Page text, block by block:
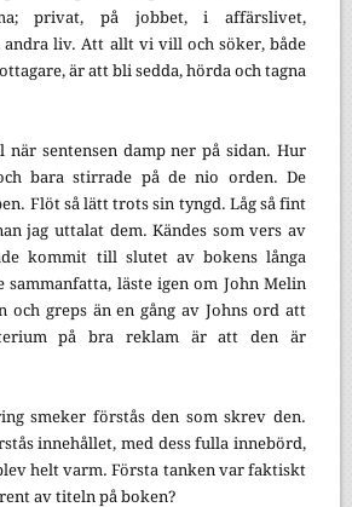
privat, på jobbet, i affärslivet,
liv. Att allt vi vill och söker, både
är att bli sedda, hörda och tagna
när sentensen damp ner på sidan. Hur
bara stirrade på de nio orden. De
Flöt så lätt trots sin tyngd. Låg så fint
jag uttalat dem. Kändes som vers av
kommit till slutet av bokens långa
läste igen om John Melin
och greps än en gång av Johns ord att
på bra reklam är att den är
smeker förstås den som skrev den.
innehållet, med dess fulla innebörd,
helt varm. Första tanken var faktiskt
av titeln på boken?